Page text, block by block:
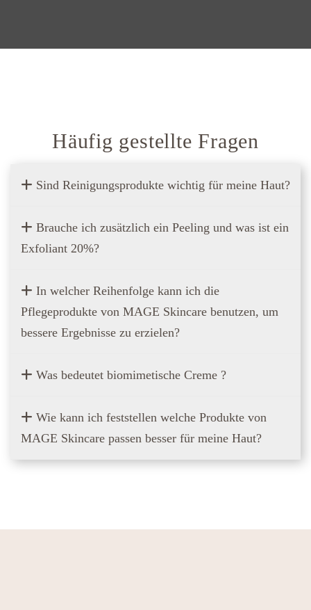
Häufig gestellte Fragen
Sind Reinigungsprodukte wichtig für meine Haut?
Brauche ich zusätzlich ein Peeling und was ist ein
Exfoliant 20%?
In welcher Reihenfolge kann ich die
Pflegeprodukte von MAGE Skincare benutzen, um
bessere Ergebnisse zu erzielen?
Was bedeutet biomimetische Creme ?
Wie kann ich feststellen welche Produkte von
MAGE Skincare passen besser für meine Haut?